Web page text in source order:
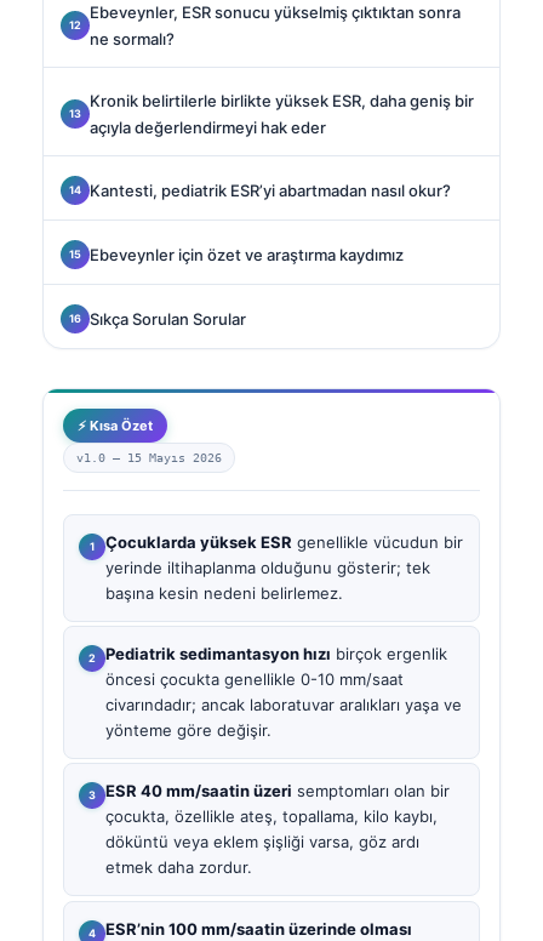
Ebeveynler, ESR sonucu yükselmiş çıktıktan sonra
ne sormalı?
Kronik belirtilerle birlikte yüksek ESR, daha geniş bir
açıyla değerlendirmeyi hak eder
Kantesti, pediatrik ESR’yi abartmadan nasıl okur?
Ebeveynler için özet ve araştırma kaydımız
Sıkça Sorulan Sorular
⚡ Kısa Özet
v1.0 — 15 Mayıs 2026
Çocuklarda yüksek ESR genellikle vücudun bir
yerinde iltihaplanma olduğunu gösterir; tek
başına kesin nedeni belirlemez.
Pediatrik sedimantasyon hızı birçok ergenlik
öncesi çocukta genellikle 0-10 mm/saat
civarındadır; ancak laboratuvar aralıkları yaşa ve
yönteme göre değişir.
ESR 40 mm/saatin üzeri semptomları olan bir
çocukta, özellikle ateş, topallama, kilo kaybı,
döküntü veya eklem şişliği varsa, göz ardı
etmek daha zordur.
ESR’nin 100 mm/saatin üzerinde olması